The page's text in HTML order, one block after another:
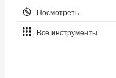
Посмотреть
Все инструменты